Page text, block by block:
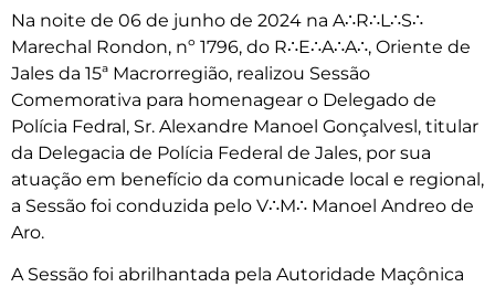
Na noite de 06 de junho de 2024 na A∴R∴L∴S∴
Marechal Rondon, nº 1796, do R∴E∴A∴A∴, Oriente de
Jales da 15ª Macrorregião, realizou Sessão
Comemorativa para homenagear o Delegado de
Polícia Fedral, Sr. Alexandre Manoel Gonçalvesl, titular
da Delegacia de Polícia Federal de Jales, por sua
atuação em benefício da comunicade local e regional,
a Sessão foi conduzida pelo V∴M∴ Manoel Andreo de
Aro.
A Sessão foi abrilhantada pela Autoridade Maçônica